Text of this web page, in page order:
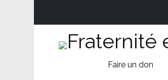
Faire un don